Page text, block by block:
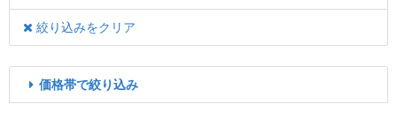
絞り込みをクリア
価格帯で絞り込み